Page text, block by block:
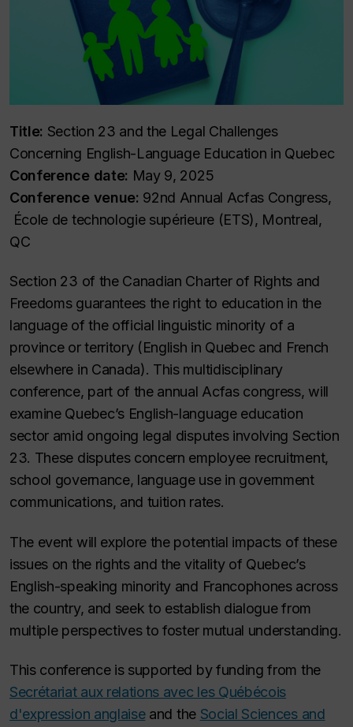
Title: Section 23 and the Legal Challenges
Concerning English-Language Education in Quebec
Conference date: May 9, 2025
Conference venue: 92nd Annual Acfas Congress,
École de technologie supérieure (ETS), Montreal,
QC
Section 23 of the Canadian Charter of Rights and
Freedoms guarantees the right to education in the
language of the official linguistic minority of a
province or territory (English in Quebec and French
elsewhere in Canada). This multidisciplinary
conference, part of the annual Acfas congress, will
examine Quebec’s English-language education
sector amid ongoing legal disputes involving Section
23. These disputes concern employee recruitment,
school governance, language use in government
communications, and tuition rates.
The event will explore the potential impacts of these
issues on the rights and the vitality of Quebec’s
English-speaking minority and Francophones across
the country, and seek to establish dialogue from
multiple perspectives to foster mutual understanding.
This conference is supported by funding from the
Secrétariat aux relations avec les Québécois
d'expression anglaiseand the Social Sciences and